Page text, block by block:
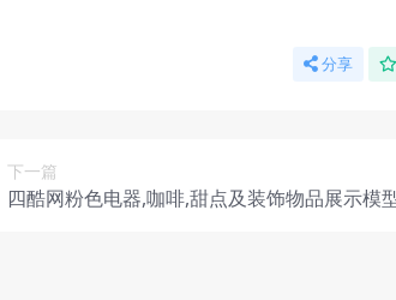
分享
下一篇
四酷网粉色电器,咖啡,甜点及装饰物品展示模